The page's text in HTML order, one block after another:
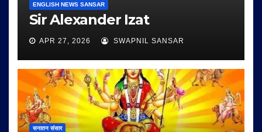
ENGLISH NEWS SANSAR
Sir Alexander Izat
APR 27, 2026 SWAPNIL SANSAR
सनातन संसार